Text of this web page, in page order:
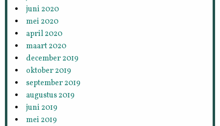
juni 2020
mei 2020
april 2020
maart 2020
december 2019
oktober 2019
september 2019
augustus 2019
juni 2019
mei 2019